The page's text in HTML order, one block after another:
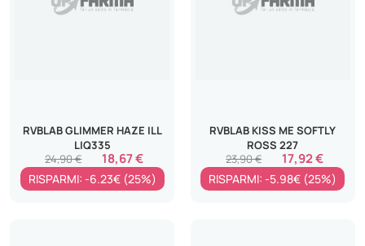
RVBLAB GLIMMER HAZE ILL
LIQ335
18,67 €
24,90 €
RISPARMI: -6.23€ (25%)
RVBLAB KISS ME SOFTLY
ROSS 227
17,92 €
23,90 €
RISPARMI: -5.98€ (25%)